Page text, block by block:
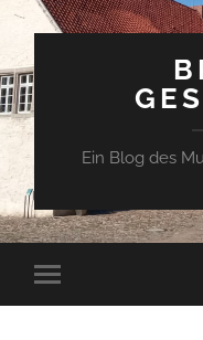
Ein Blog des
Mobile-
Menü